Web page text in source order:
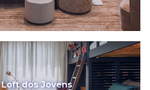
Loft dos Jovens